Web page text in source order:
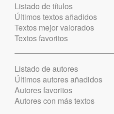
Listado de títulos
Últimos textos añadidos
Textos mejor valorados
Textos favoritos
Listado de autores
Últimos autores añadidos
Autores favoritos
Autores con más textos